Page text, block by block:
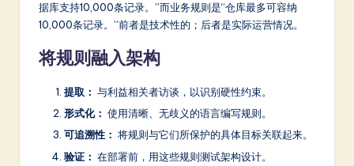
据库支持10,000条记录。”而业务规则是“仓库最多可容纳
10,000条记录。”前者是技术性的；后者是实际运营情况。
将规则融入架构
提取： 与利益相关者访谈，以识别硬性约束。
形式化： 使用清晰、无歧义的语言编写规则。
可追溯性： 将规则与它们所保护的具体目标关联起来。
验证： 在部署前，用这些规则测试架构设计。